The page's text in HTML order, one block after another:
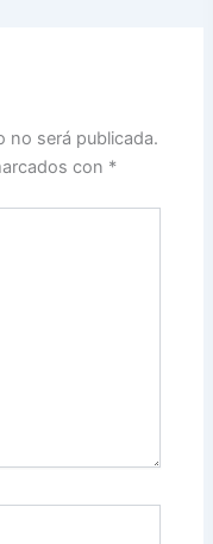
no será publicada.
con *